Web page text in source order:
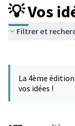
💡 Vos
Filtrer et
−
La 4ème
vos idées !